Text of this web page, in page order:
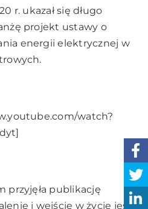
r. ukazał się długo
projekt ustawy o
energii elektrycznej w
watch?
przyjęła publikację
i wejście w życie jest